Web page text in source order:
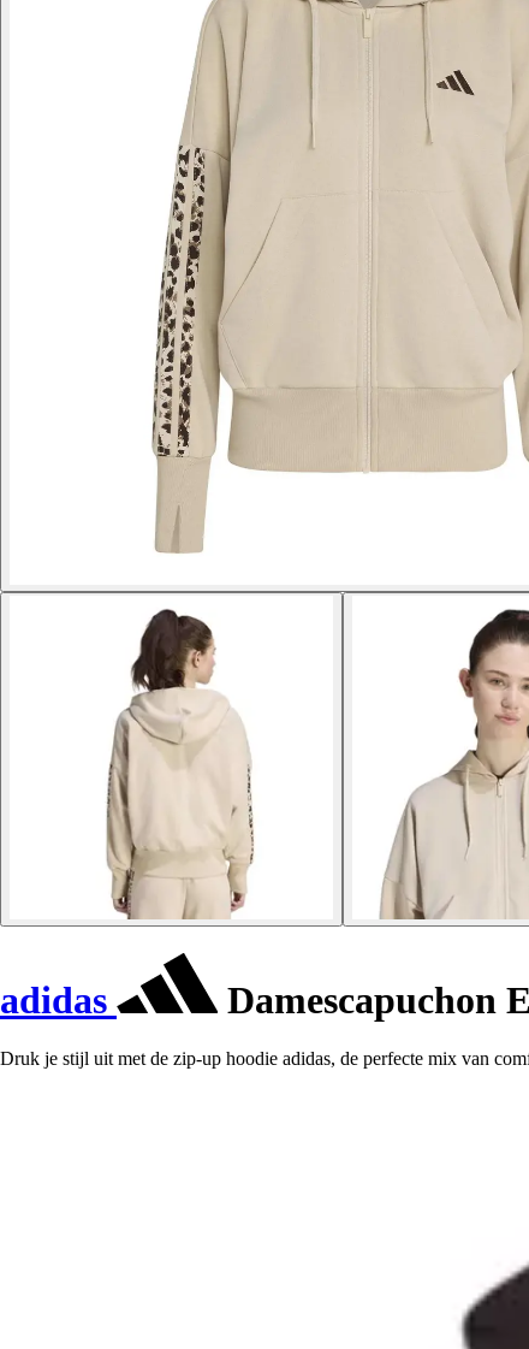
adidas Damescapuchon
Druk je stijl uit met de zip-up hoodie adidas, de perfecte mix van